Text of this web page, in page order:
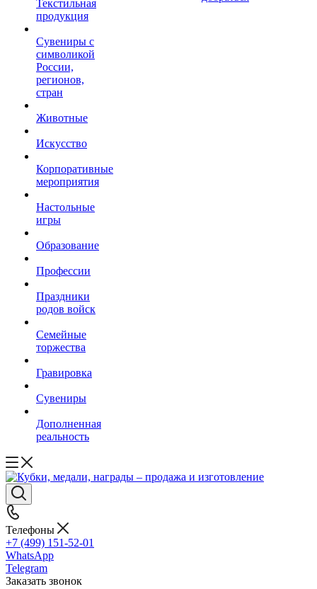
Текстильная
продукция
Сувениры с
символикой
России,
регионов,
стран
Животные
Искусство
Корпоративные
мероприятия
Настольные
игры
Образование
Профессии
Праздники
родов войск
Семейные
торжества
Гравировка
Сувениры
Дополненная
реальность
Телефоны
+7 (499) 151-52-01
WhatsApp
Telegram
Заказать звонок